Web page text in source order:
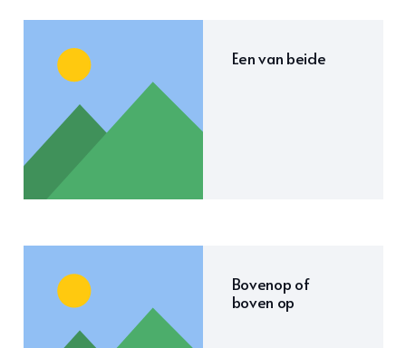
Een van beide
Bovenop of
boven op